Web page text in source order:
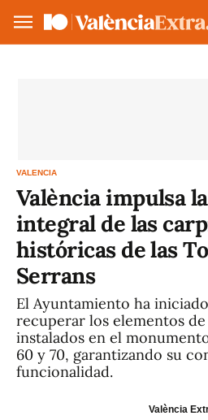
VALENCIA
València impulsa
integral de las
históricas de las
Serrans
El Ayuntamiento ha
recuperar los elementos
instalados en el
60 y 70, garantizando su
funcionalidad.
València